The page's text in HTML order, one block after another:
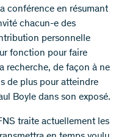
conférence en résumant
chacun-e des
personnelle
fonction pour faire
recherche, de façon à ne
de plus pour atteindre
Boyle dans son exposé.
traite actuellement les